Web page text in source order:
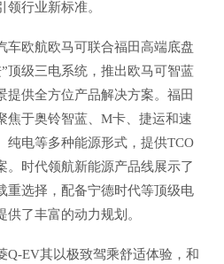
行业新标准。
欧航欧马可联合福田高端底盘
顶级三电系统，推出欧马可智蓝
提供全方位产品解决方案。福田
焦于奥铃智蓝、M卡、捷运和速
纯电等多种能源形式，提供TCO
。时代领航新能源产品线展示了
重选择，配备宁德时代等顶级电
了丰富的动力规划。
EV其以极致驾乘舒适体验，和